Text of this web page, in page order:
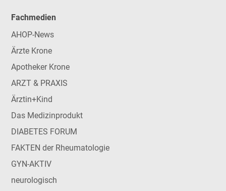
Fachmedien
AHOP-News
Ärzte Krone
Apotheker Krone
ARZT & PRAXIS
Ärztin+Kind
Das Medizinprodukt
DIABETES FORUM
FAKTEN der Rheumatologie
GYN-AKTIV
neurologisch